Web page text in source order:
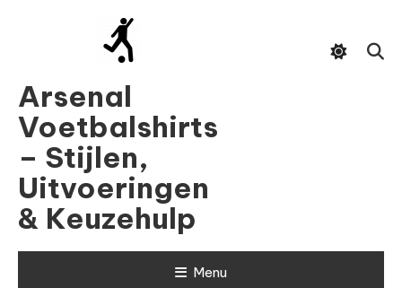
Arsenal
Voetbalshirts
– Stijlen,
Uitvoeringen
& Keuzehulp
Menu